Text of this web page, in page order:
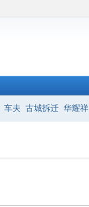
车夫 古城拆迁 华耀祥